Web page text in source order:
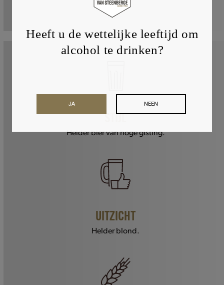
Helder bier van hoge gisting.
UITZICHT
Helder blond.
Heeft u de wettelijke leeftijd om
alcohol te drinken?
NEEN
JA